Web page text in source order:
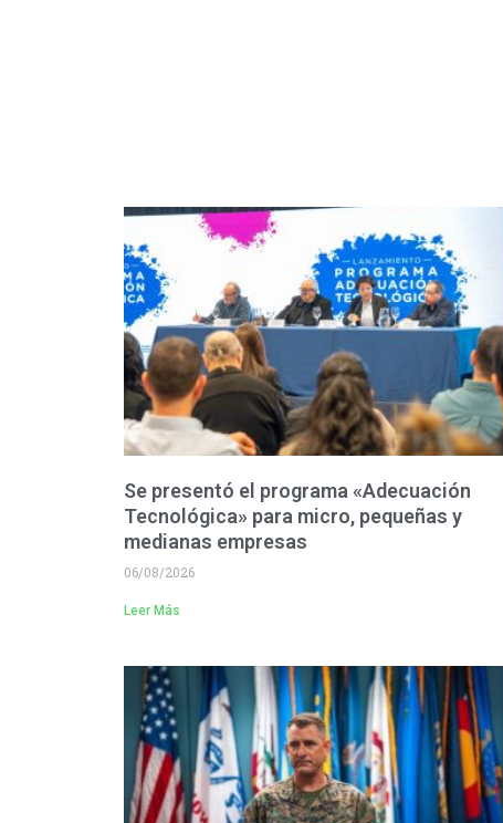
Se presentó el programa «Adecuación
Tecnológica» para micro, pequeñas y
medianas empresas
06/08/2026
Leer Más